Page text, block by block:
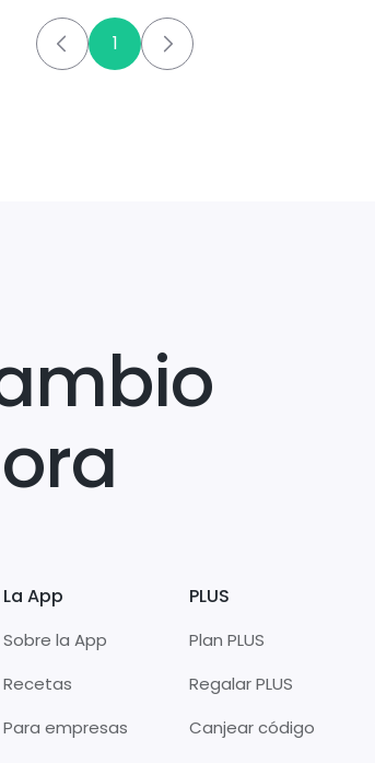
1
La App
Sobre la App
Recetas
Para empresas
PLUS
Plan PLUS
Regalar PLUS
Canjear código